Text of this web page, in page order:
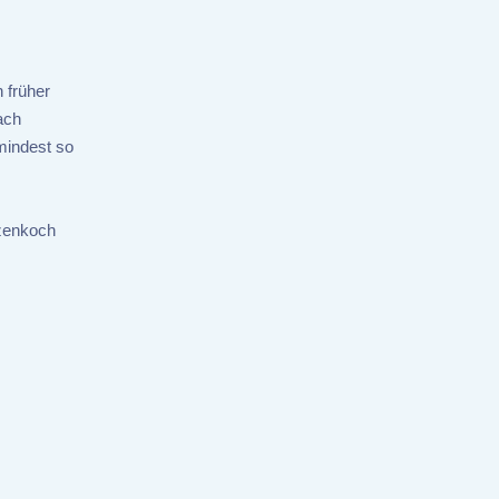
früher
so